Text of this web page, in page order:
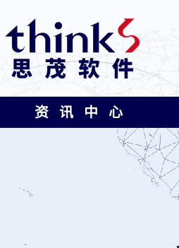
资 讯 中 心